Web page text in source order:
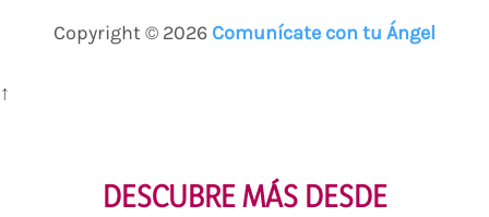
Copyright © 2026 Comunícate con tu Ángel
↑
DESCUBRE MÁS DESDE